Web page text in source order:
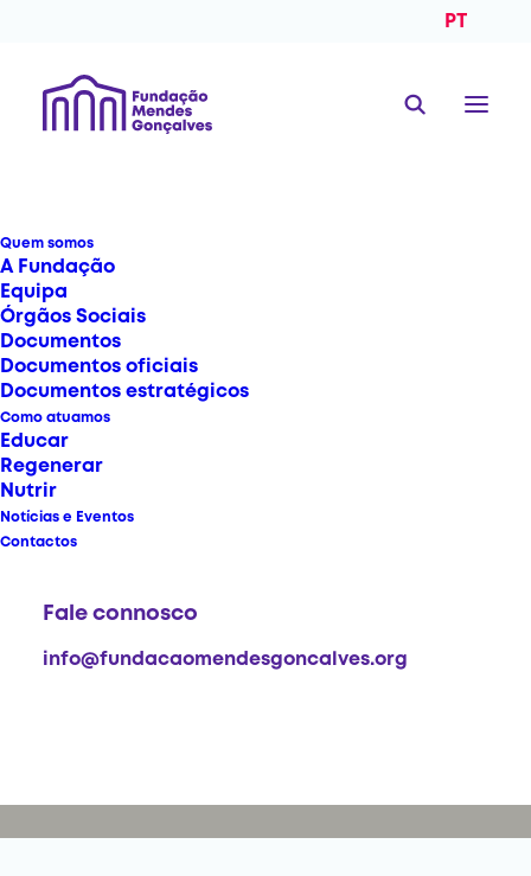
PT
Quem somos
A Fundação
Equipa
Órgãos Sociais
Documentos
Documentos oficiais
Documentos estratégicos
Como atuamos
Educar
Regenerar
Nutrir
Notícias e Eventos
Contactos
Fale connosco
info@fundacaomendesgoncalves.org
Fundação Mendes
Gonçalves E Comida De
"Lancheiras Escolares"